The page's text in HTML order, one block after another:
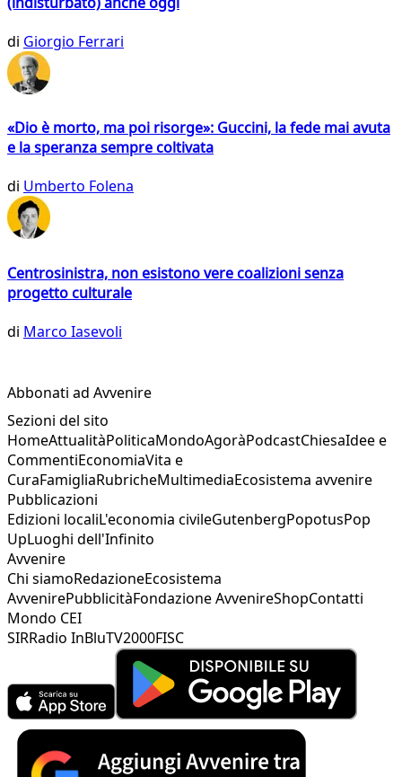
di Giorgio Ferrari
«Dio è morto, ma poi risorge»: Guccini, la fede mai avuta
e la speranza sempre coltivata
di Umberto Folena
Centrosinistra, non esistono vere coalizioni senza
progetto culturale
di Marco Iasevoli
Abbonati ad Avvenire
Sezioni del sito
HomeAttualitàPoliticaMondoAgoràPodcastChiesaIdee e
CommentiEconomiaVita e
CuraFamigliaRubricheMultimediaEcosistema avvenire
Pubblicazioni
Edizioni localiL'economia civileGutenbergPopotusPop
UpLuoghi dell'Infinito
Avvenire
Chi siamoRedazioneEcosistema
AvvenirePubblicitàFondazione AvvenireShopContatti
Mondo CEI
SIRRadio InBluTV2000FISC